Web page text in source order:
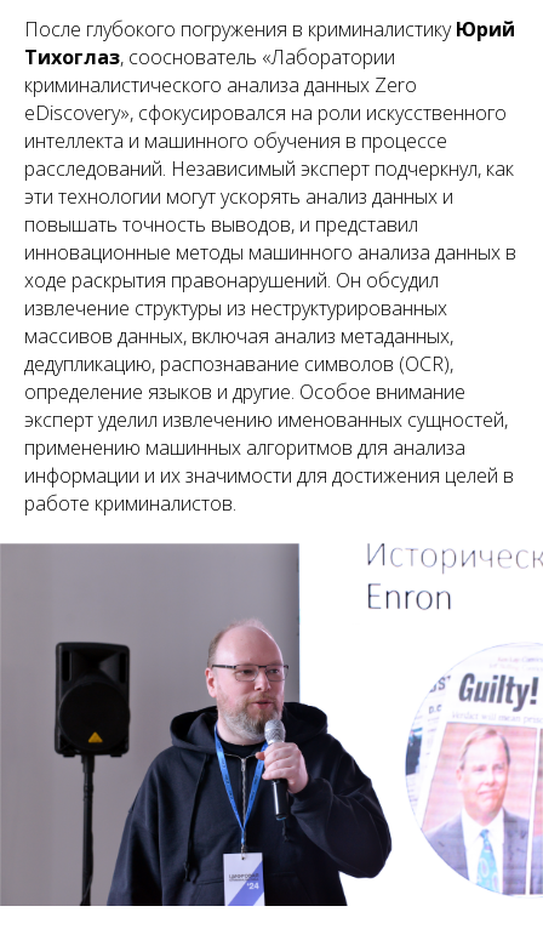
После глубокого погружения в криминалистикуЮрий
Тихоглаз, сооснователь «Лаборатории
криминалистического анализа данных Zero
eDiscovery», сфокусировался на роли искусственного
интеллекта и машинного обучения в процессе
расследований. Независимый эксперт подчеркнул, как
эти технологии могут ускорять анализ данных и
повышать точность выводов, и представил
инновационные методы машинного анализа данных в
ходе раскрытия правонарушений. Он обсудил
извлечение структуры из неструктурированных
массивов данных, включая анализ метаданных,
дедупликацию, распознавание символов (OCR),
определение языков и другие. Особое внимание
эксперт уделил извлечению именованных сущностей,
применению машинных алгоритмов для анализа
информации и их значимости для достижения целей в
работе криминалистов.